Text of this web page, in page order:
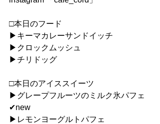
□本日のフード
▶︎キーマカレーサンドイッチ
▶︎クロックムッシュ
▶︎チリドッグ
□本日のアイススイーツ
▶︎グレープフルーツのミルク氷パフェ
✔︎new
▶︎レモンヨーグルトパフェ